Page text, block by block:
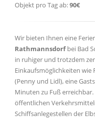
Objekt pro Tag ab:90€
Wir bieten Ihnen eine
Rathmannsdorfbei Bad
in ruhiger und trotzdem
Einkaufsmöglichkeiten wie
(Penny und Lidl), eine
Minuten zu Fuß
öffentlichen
Schiffsanlegestellen der